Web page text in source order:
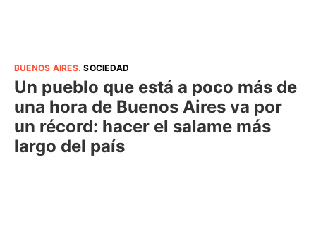
BUENOS AIRES.SOCIEDAD
Un pueblo que está a poco más de
una hora de Buenos Aires va por
un récord: hacer el salame más
largo del país